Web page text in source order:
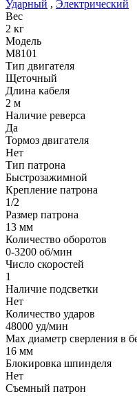
Ударный , Электрический
Вес
2 кг
Модель
M8101
Тип двигателя
Щеточный
Длина кабеля
2 м
Наличие реверса
Да
Тормоз двигателя
Нет
Тип патрона
Быстрозажимной
Крепление патрона
1/2
Размер патрона
13 мм
Количество оборотов
0-3200 об/мин
Число скоростей
1
Наличие подсветки
Нет
Количество ударов
48000 уд/мин
Мах диаметр сверления в
16 мм
Блокировка шпинделя
Нет
Съемный патрон